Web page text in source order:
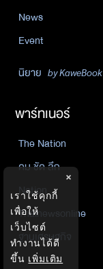
News
Event
นิยาย by KaweBook
พาร์ทเนอร์
The Nation
คม ชัด ลึก
Nation
Thainewsonline
ฐานเศรษฐกิจ
×
เราใช้คุกกี้
เพื่อให้
เว็บไซต์
ทำงานได้ดี
ขึ้น เพิ่มเติม